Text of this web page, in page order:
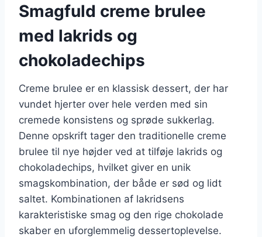
Smagfuld creme brulee
med lakrids og
chokoladechips
Creme brulee er en klassisk dessert, der har
vundet hjerter over hele verden med sin
cremede konsistens og sprøde sukkerlag.
Denne opskrift tager den traditionelle creme
brulee til nye højder ved at tilføje lakrids og
chokoladechips, hvilket giver en unik
smagskombination, der både er sød og lidt
saltet. Kombinationen af lakridsens
karakteristiske smag og den rige chokolade
skaber en uforglemmelig dessertoplevelse.